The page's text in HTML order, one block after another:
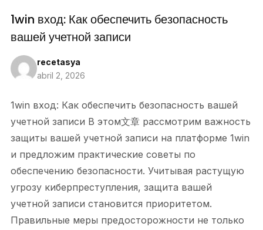
1win вход: Как обеспечить безопасность
вашей учетной записи
recetasya
abril 2, 2026
1win вход: Как обеспечить безопасность вашей
учетной записи В этом文章 рассмотрим важность
защиты вашей учетной записи на платформе 1win
и предложим практические советы по
обеспечению безопасности. Учитывая растущую
угрозу киберпреступления, защита вашей
учетной записи становится приоритетом.
Правильные меры предосторожности не только